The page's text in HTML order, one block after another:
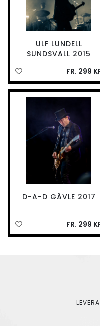
ULF LUNDELL
SUNDSVALL 2015
FR. 299
D-A-D GÄVLE 2017
FR. 299